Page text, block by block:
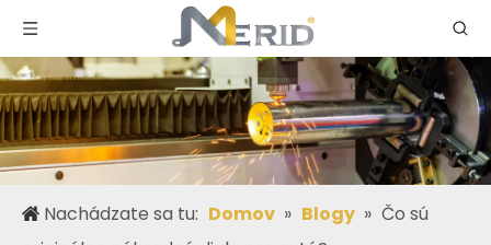
Nachádzate sa tu: Domov » Blogy » Čo sú